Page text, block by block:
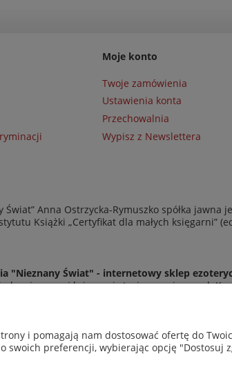
Moje konto
Twoje zamówienia
Ustawienia konta
Przechowalnia
Wypisz z Newslettera
Świat” Anna Ostrzycka-Rymuszko spółka jawna
Książki „Certyfikat dla małych księgarni”
"Nieznany Świat" - internetowy sklep
naszej księgarni stacjonarnej przy ul.
i pomagają nam dostosować ofertę do
swoich preferencji, wybierając opcję "Dostosuj